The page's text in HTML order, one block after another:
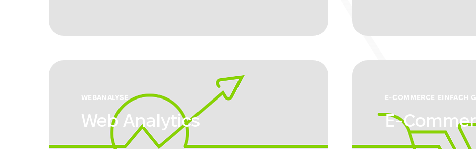
WEBANALYSE
Web Analytics
E-COMMERCE EINFACH
E-